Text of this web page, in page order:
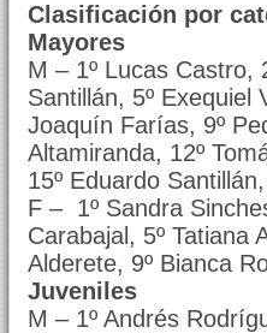
Clasificación por
Mayores
M – 1º Lucas Castro,
Santillán, 5º Exequiel
Joaquín Farías, 9º
Altamiranda, 12º
15º Eduardo
F – 1º Sandra
Carabajal, 5º Tatiana
Alderete, 9º Bianca
Juveniles
M – 1º Andrés